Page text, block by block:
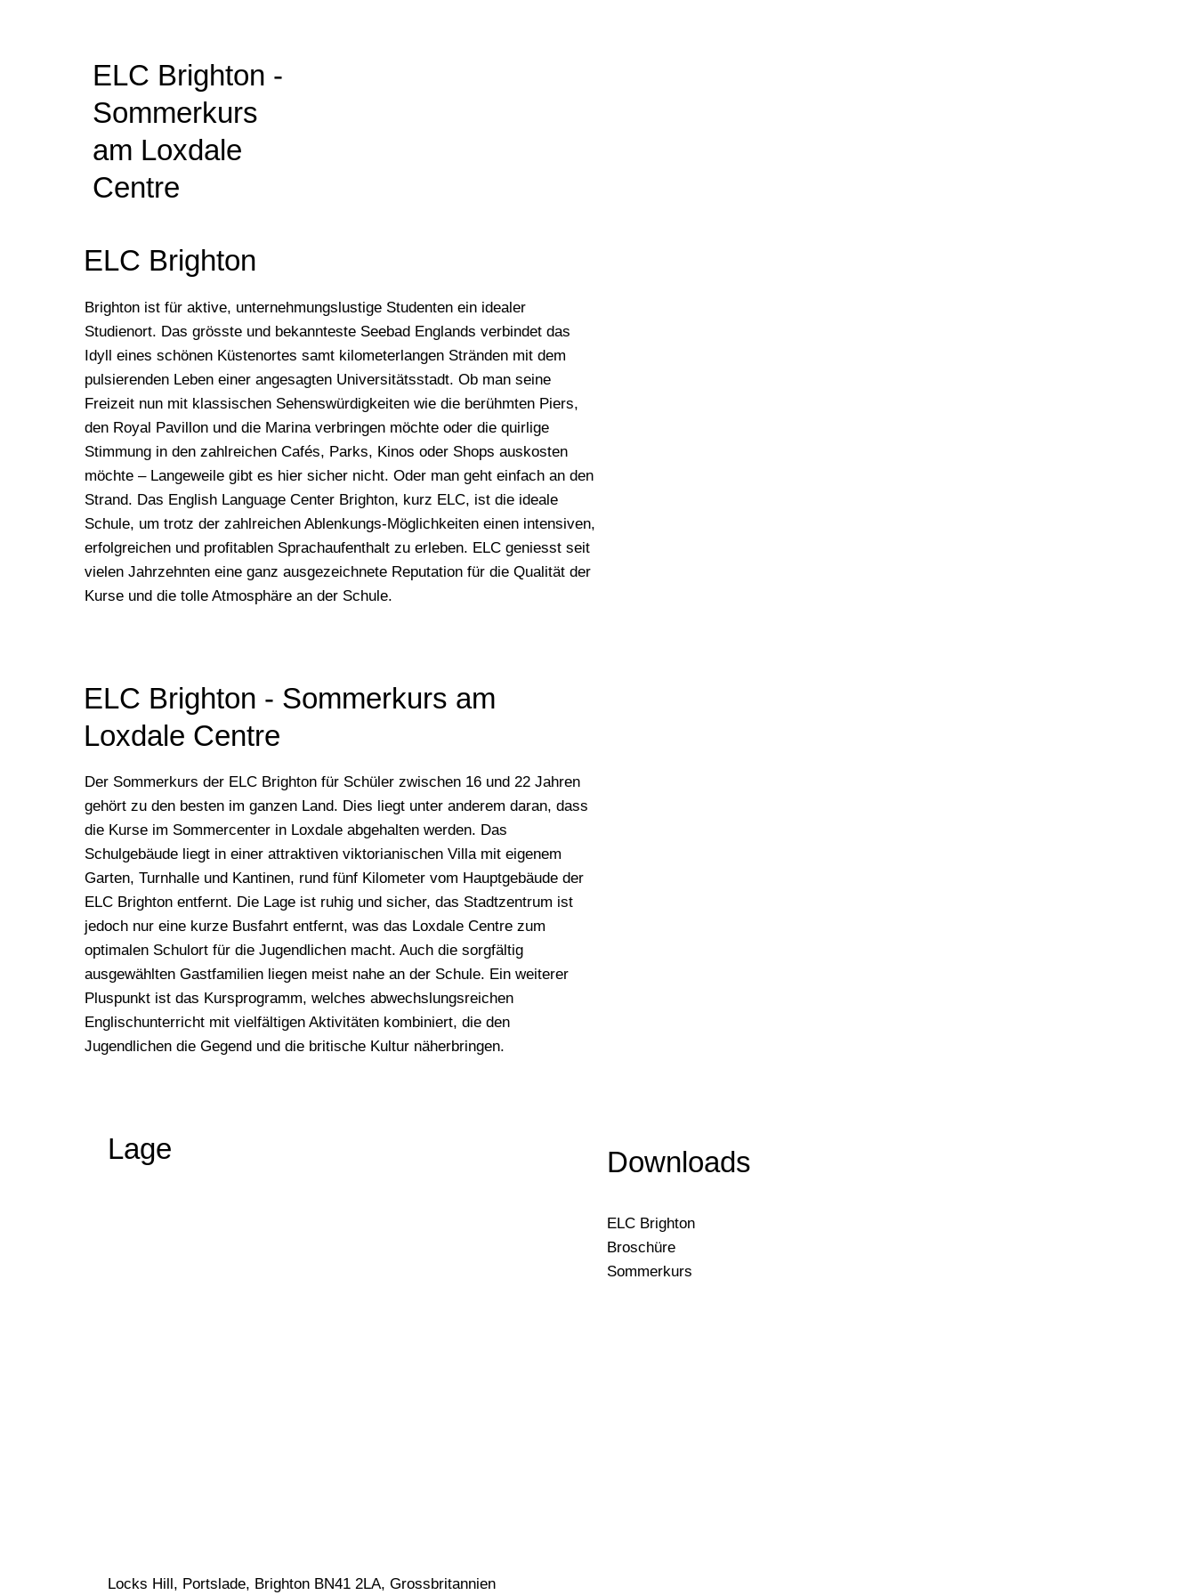
ELC Brighton -
Sommerkurs
am Loxdale
Centre
ELC Brighton
Brighton ist für aktive, unternehmungslustige Studenten ein idealer
Studienort. Das grösste und bekannteste Seebad Englands verbindet das
Idyll eines schönen Küstenortes samt kilometerlangen Stränden mit dem
pulsierenden Leben einer angesagten Universitätsstadt. Ob man seine
Freizeit nun mit klassischen Sehenswürdigkeiten wie die berühmten Piers,
den Royal Pavillon und die Marina verbringen möchte oder die quirlige
Stimmung in den zahlreichen Cafés, Parks, Kinos oder Shops auskosten
möchte – Langeweile gibt es hier sicher nicht. Oder man geht einfach an den
Strand. Das English Language Center Brighton, kurz ELC, ist die ideale
Schule, um trotz der zahlreichen Ablenkungs-Möglichkeiten einen intensiven,
erfolgreichen und profitablen Sprachaufenthalt zu erleben. ELC geniesst seit
vielen Jahrzehnten eine ganz ausgezeichnete Reputation für die Qualität der
Kurse und die tolle Atmosphäre an der Schule.
Lage
Locks Hill, Portslade, Brighton BN41 2LA, Grossbritannien
Downloads
ELC Brighton
Broschüre
Sommerkurs
ELC Brighton - Sommerkurs am
Loxdale Centre
Der Sommerkurs der ELC Brighton für Schüler zwischen 16 und 22 Jahren
gehört zu den besten im ganzen Land. Dies liegt unter anderem daran, dass
die Kurse im Sommercenter in Loxdale abgehalten werden. Das
Schulgebäude liegt in einer attraktiven viktorianischen Villa mit eigenem
Garten, Turnhalle und Kantinen, rund fünf Kilometer vom Hauptgebäude der
ELC Brighton entfernt. Die Lage ist ruhig und sicher, das Stadtzentrum ist
jedoch nur eine kurze Busfahrt entfernt, was das Loxdale Centre zum
optimalen Schulort für die Jugendlichen macht. Auch die sorgfältig
ausgewählten Gastfamilien liegen meist nahe an der Schule. Ein weiterer
Pluspunkt ist das Kursprogramm, welches abwechslungsreichen
Englischunterricht mit vielfältigen Aktivitäten kombiniert, die den
Jugendlichen die Gegend und die britische Kultur näherbringen.